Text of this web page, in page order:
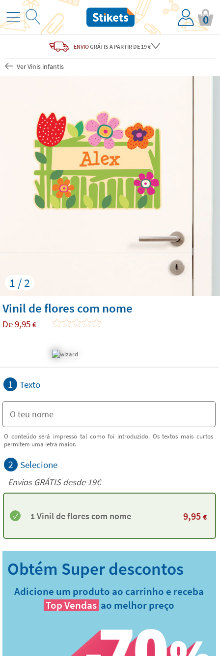
0
ENVIOGRÁTIS A PARTIR DE 19 €
Ver Vinis infantis
1 / 2
Vinil de flores com nome
De9,95 €
1 Texto
O conteúdo será impresso tal como foi introduzido. Os textos mais curtos
permitem uma letra maior.
2 Selecione
Envios GRÁTIS desde 19€
1 Vinil de flores com nome 9,95 €
Adicione um produto ao carrinho e receba
Top Vendas ao melhor preço